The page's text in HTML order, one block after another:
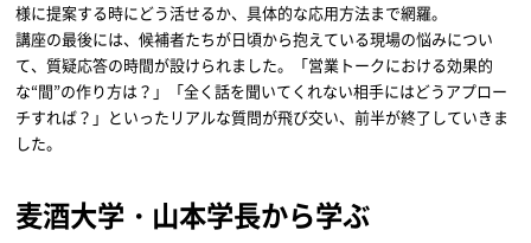
様に提案する時にどう活せるか、具体的な応用方法まで網羅。
講座の最後には、候補者たちが日頃から抱えている現場の悩みについ
て、質疑応答の時間が設けられました。「営業トークにおける効果的
な“間”の作り方は？」「全く話を聞いてくれない相手にはどうアプロー
チすれば？」といったリアルな質問が飛び交い、前半が終了していきま
した。
麦酒大学・山本学長から学ぶ